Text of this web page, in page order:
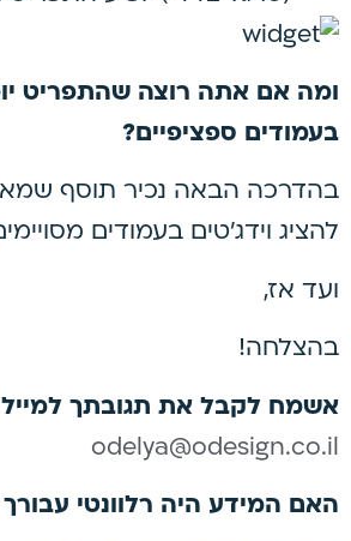
ומה אם אתה רוצה שהתפריט
בעמודים ספציפיים?
בהדרכה הבאה נכיר תוסף
להציג וידג'טים בעמודים
ועד אז,
בהצלחה!
אשמח לקבל את תגובתך
odelya@odesign.co.il
האם המידע היה רלוונטי עבורך